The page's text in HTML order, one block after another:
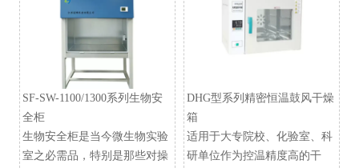
SF-SW-1100/1300系列生物安
全柜
生物安全柜是当今微生物实验
室之必需品，特别是那些对操
DHG型系列精密恒温鼓风干燥
箱
适用于大专院校、化验室、科
研单位作为控温精度高的干